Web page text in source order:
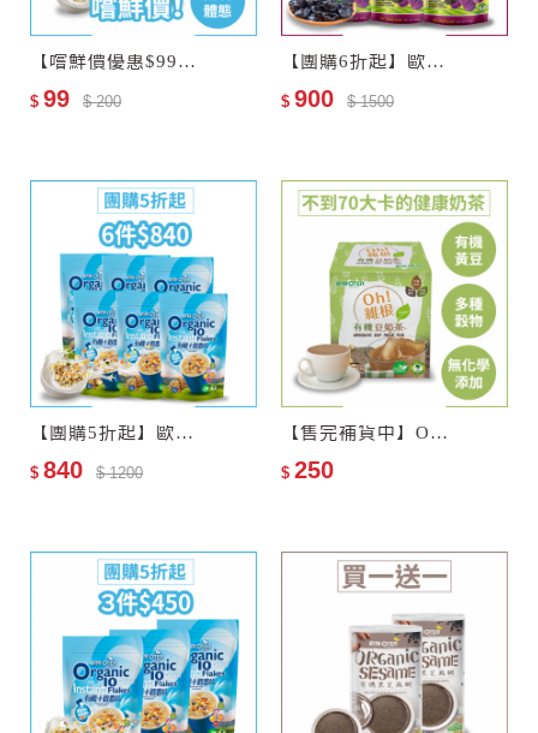
3.內附脫氧劑請勿食用。
＃體態控制 #腸胃順暢 #麥片
【嚐鮮價優惠$99】歐特有機十榖麥片(會員限購乙次)
$ 99 $ 200
【團購6折起】歐特有機黑棗乾6包
$ 900 $ 1500
【團購5折起】歐特有機十穀麥片6包
$ 840 $ 1200
【售完補貨中】Oh!維根–歐特有機豆奶茶
$ 250